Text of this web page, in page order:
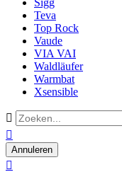
Sigg
Teva
Top Rock
Vaude
VIA VAI
Waldläufer
Warmbat
Xsensible


Annuleren
